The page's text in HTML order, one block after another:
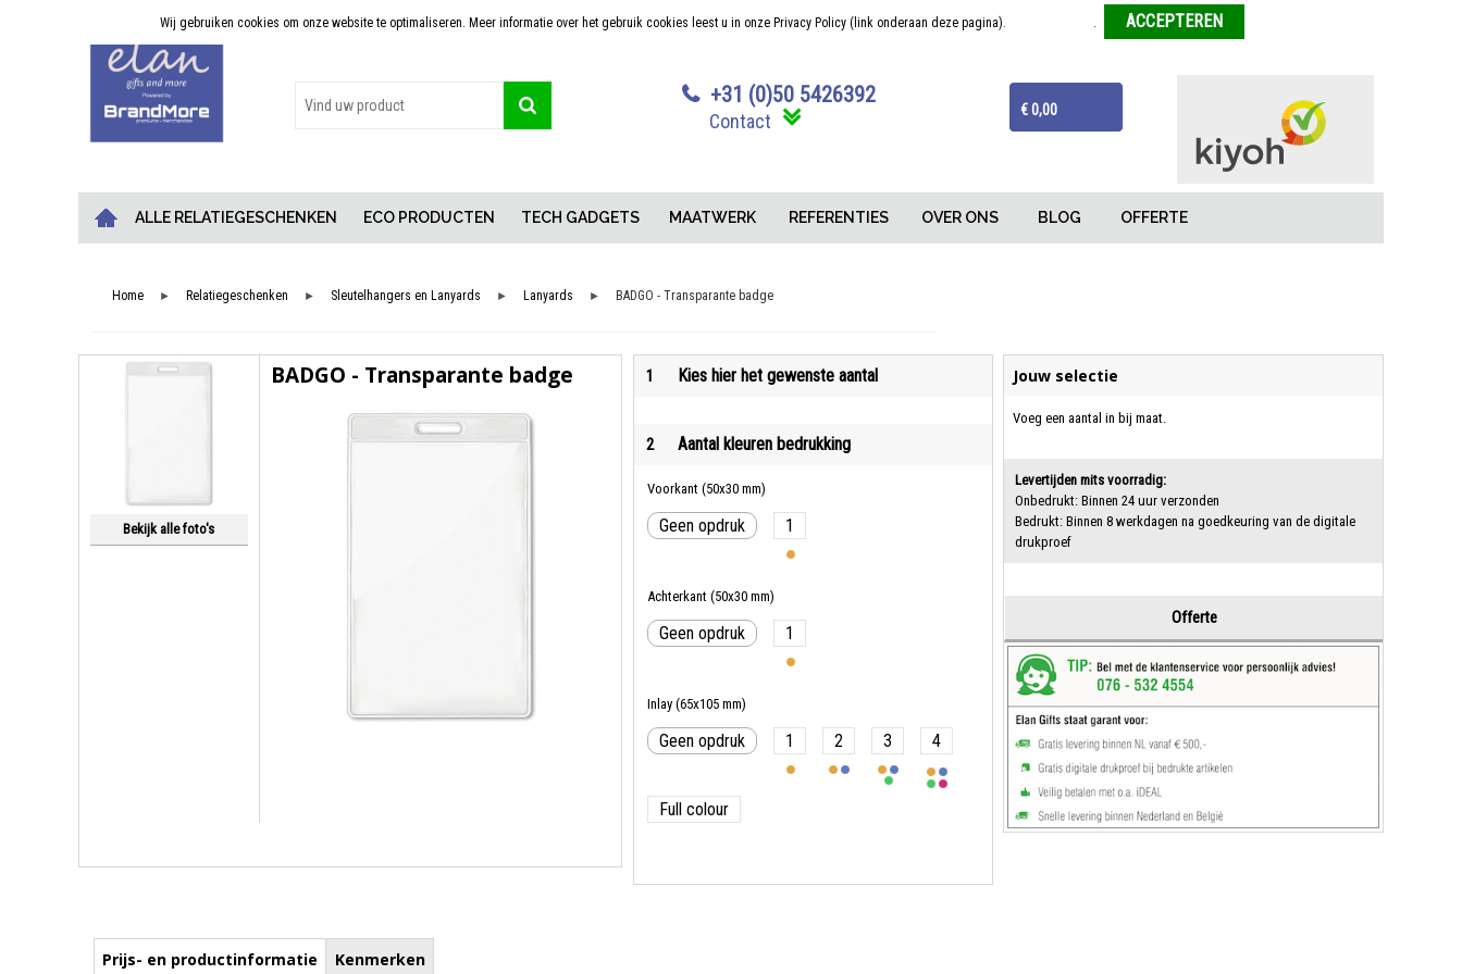
Persoonlijk advies Sterk in maatwerk Concurrerende prijzen Van tekentafel tot eindproduct
€ 0,00
+31 (0)50 5426392
Contact
ALLE RELATIEGESCHENKEN ECO PRODUCTEN TECH GADGETS MAATWERK REFERENTIES OVER ONS BLOG OFFERTE
Home ► Relatiegeschenken ► Sleutelhangers en Lanyards ► Lanyards ► BADGO - Transparante badge
1 Kies hier het gewenste aantal
2 Aantal kleuren bedrukking
Voorkant (50x30 mm)
Geen opdruk 1
Achterkant (50x30 mm)
Geen opdruk 1
Inlay (65x105 mm)
Geen opdruk 1 2 3 4
Full colour
Jouw selectie
Voeg een aantal in bij maat.
Levertijden mits voorradig:
Onbedrukt: Binnen 24 uur verzonden
Bedrukt: Binnen 8 werkdagen na goedkeuring van de digitale
drukproef
Offerte
Bekijk alle foto's
BADGO - Transparante badge
Prijs- en productinformatie Kenmerken
Wij gebruiken cookies om onze website te optimaliseren. Meer informatie over het gebruik cookies leest u in onze Privacy Policy (link onderaan deze pagina). .